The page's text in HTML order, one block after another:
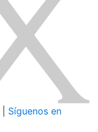
Síguenos en